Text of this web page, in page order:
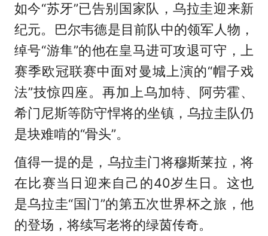
如今“苏牙”已告别国家队，乌拉圭迎来新
纪元。巴尔韦德是目前队中的领军人物，
绰号“游隼”的他在皇马进可攻退可守，上
赛季欧冠联赛中面对曼城上演的“帽子戏
法”技惊四座。再加上乌加特、阿劳霍、
希门尼斯等防守悍将的坐镇，乌拉圭队仍
是块难啃的“骨头”。
值得一提的是，乌拉圭门将穆斯莱拉，将
在比赛当日迎来自己的40岁生日。这也
是乌拉圭“国门”的第五次世界杯之旅，他
的登场，将续写老将的绿茵传奇。